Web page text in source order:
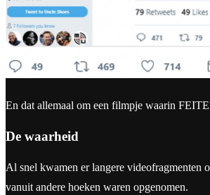
En dat allemaal om een filmpje waarin
De waarheid
Al snel kwamen er langere videofragmenten
vanuit andere hoeken waren opgenomen.